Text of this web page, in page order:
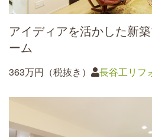
アイディアを活かした新
ーム
363万円（税抜き） 長谷工リフ